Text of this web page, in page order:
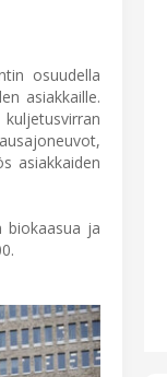
osuudella
asiakkaille.
asiakkaiden
biokaasua ja